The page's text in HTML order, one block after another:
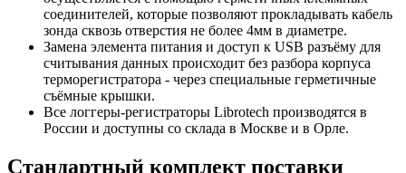
соединителей, которые позволяют прокладывать кабель
зонда сквозь отверстия не более 4мм в диаметре.
Замена элемента питания и доступ к USB разъёму для
считывания данных происходит без разбора корпуса
терморегистратора - через специальные герметичные
съёмные крышки.
Все логгеры-регистраторы Librotech производятся в
России и доступны со склада в Москве и в Орле.
Стандартный комплект поставки